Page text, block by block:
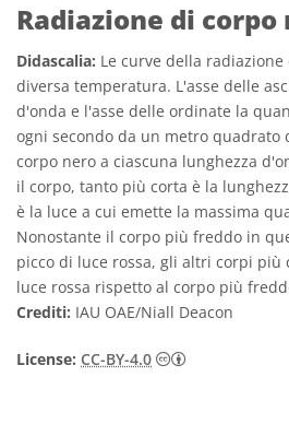
Radiazione di corpo
Didascalia: Le curve della
diversa temperatura. L'asse delle
d'onda e l'asse delle ordinate la
ogni secondo da un metro quadrato
corpo nero a ciascuna lunghezza
il corpo, tanto più corta è la
è la luce a cui emette la massima
Nonostante il corpo più freddo in
picco di luce rossa, gli altri corpi
luce rossa rispetto al corpo più
Crediti: IAU OAE/Niall Deacon
License: CC-BY-4.0 Creative